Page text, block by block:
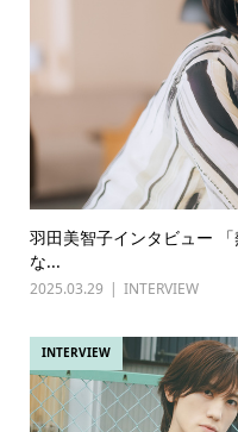
羽田美智子インタビュー
な...
2025.03.29 INTERVIEW
INTERVIEW